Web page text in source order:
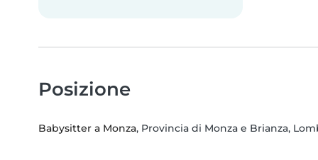
Posizione
Babysitter a Monza, Provincia di Monza e Brianza,